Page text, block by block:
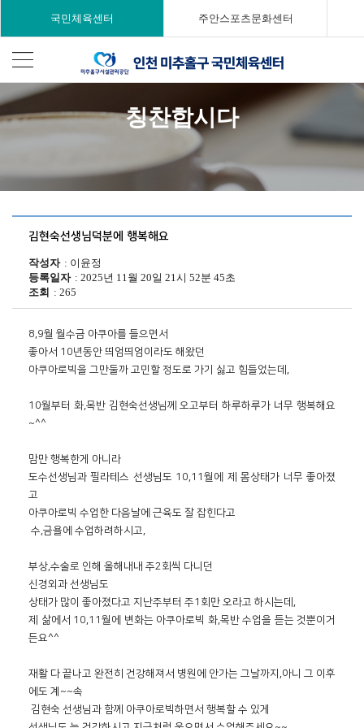
국민체육센터 주안스포츠문화센터
칭찬합시다
김현숙선생님덕분에 행복해요
작성자
이윤정
등록일자
2025년 11월 20일 21시 52분 45초
조회
265
8,9월 월수금 아쿠아를 들으면서
좋아서 10년동안 띄엄띄엄이라도 해왔던
아쿠아로빅을 그만둘까 고민할 정도로 가기 싫고 힘들었는데,
10월부터 화,목반 김현숙선생님께 오고부터 하루하루가 너무 행복해요
~^^
맘만 행복한게 아니라
도수선생님과 필라테스 선생님도 10,11월에 제 몸상태가 너무 좋아졌
고
아쿠아로빅 수업한 다음날에 근육도 잘 잡힌다고
부상,수술로 인해 올해내내 주2회씩 다니던
신경외과 선생님도
상태가 많이 좋아졌다고 지난주부터 주1회만 오라고 하시는데,
제 삶에서 10,11월에 변화는 아쿠아로빅 화,목반 수업을 듣는 것뿐이거
든요^^
재활 다 끝나고 완전히 건강해져서 병원에 안가는 그날까지,아니 그 이후
에도 계~~속